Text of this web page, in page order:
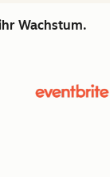
Wachstum.